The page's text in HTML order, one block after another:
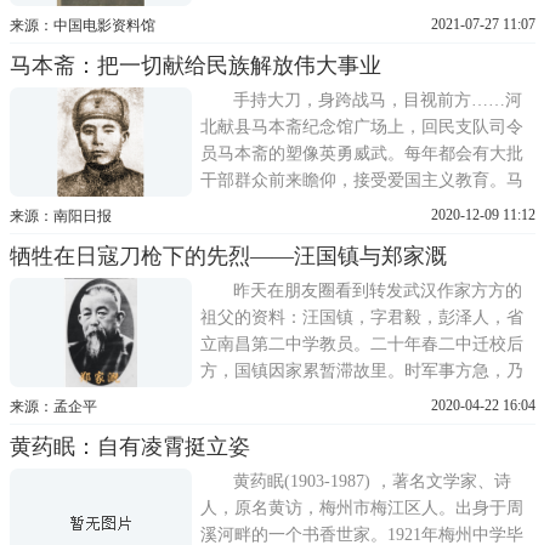
不断的学习和工作经历，使他打下了坚实的
电影制片厂，主抓技术，之后在香港筹建大
地影业公司，是公司运营的主要负责人，亦
为蔡楚生导演的《孤岛
来源：中国电影资料馆 2021-07-27 11:07
马本斋：把一切献给民族解放伟大事业
手持大刀，身跨战马，目视前方……河
北献县马本斋纪念馆广场上，回民支队司令
员马本斋的塑像英勇威武。每年都会有大批
干部群众前来瞻仰，接受爱国主义教育。马
本斋，1902年出生于河北省献县东辛庄一个
北投身队伍，由于作战勇敢，被选入东北讲
武堂学习。1924年，他以优异成绩毕业，被
授予排长职务，后又先后
来源：南阳日报 2020-12-09 11:12
牺牲在日寇刀枪下的先烈——汪国镇与郑家溉
昨天在朋友圈看到转发武汉作家方方的
祖父的资料：汪国镇，字君毅，彭泽人，省
立南昌第二中学教员。二十年春二中迁校后
方，国镇因家累暂滞故里。时军事方急，乃
日集本乡民众讲述抗战形势及民族关系，辞
避者，国镇曰：天下滔滔，宁有安身所。今
寇在数百里外即远遁，何其懦也。六月底，
马当陷。七月一
来源：孟企平 2020-04-22 16:04
黄药眠：自有凌霄挺立姿
黄药眠(1903-1987) ，著名文学家、诗
人，原名黄访，梅州市梅江区人。出身于周
溪河畔的一个书香世家。1921年梅州中学毕